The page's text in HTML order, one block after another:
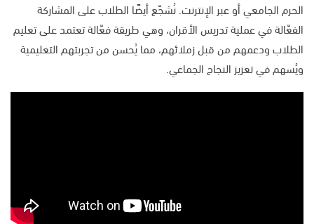
الحرم الجامعي أو عبر الإنترنت. نُشجّع أيضًا الطلاب على المشاركة
الفعّالة في عملية تدريس الأقران، وهي طريقة فعّالة تعتمد على تعليم
الطلاب ودعمهم من قبل زملائهم، مما يُحسن من تجربتهم التعليمية
ويُسهم في تعزيز النجاح الجماعي.